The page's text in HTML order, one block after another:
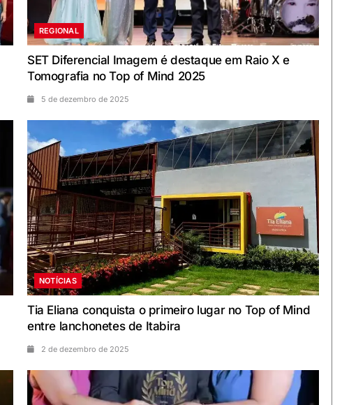
REGIONAL
SET Diferencial Imagem é destaque em Raio X e
Tomografia no Top of Mind 2025
5 de dezembro de 2025
NOTÍCIAS
Tia Eliana conquista o primeiro lugar no Top of Mind
entre lanchonetes de Itabira
2 de dezembro de 2025